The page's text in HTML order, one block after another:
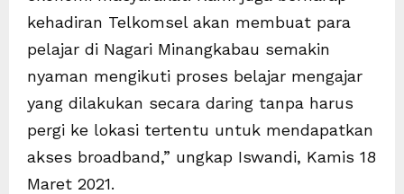
kehadiran Telkomsel akan membuat para
pelajar di Nagari Minangkabau semakin
nyaman mengikuti proses belajar mengajar
yang dilakukan secara daring tanpa harus
pergi ke lokasi tertentu untuk mendapatkan
akses broadband,” ungkap Iswandi, Kamis 18
Maret 2021.